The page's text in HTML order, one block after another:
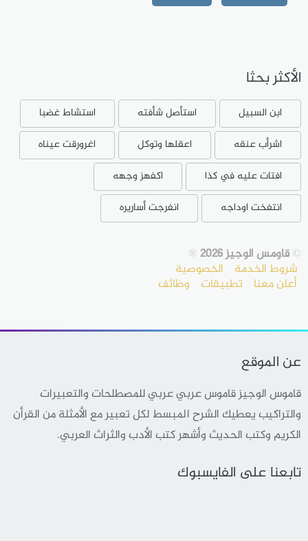
الأكثر بحثا
ابن السبيل استأصل شأفته
استشاط غضبا
اشرأب عنقه
اعقلها وتوكل
اغرورقت عيناه
افتات عليه في كذا
اكفهز وجهه
انتفخت اوداجه
انفرجت أساريره
©قاومس الوجيز 2026 ®
شروط الخدمة الخصوصية
أعلن معنا تطبيقات وظائف
عن الموقع
قاموس الوجيز قاموس عربي عربي للمصطلحات والتعبيرات
والتراكيب يعطيك الشرح المبسط لكل تعبير مع الأمثلة من القرأن
الكريم وكتب الحديث وأشهر كتب الأدب والثراث العربي.
تابعنا على الفايسبوك